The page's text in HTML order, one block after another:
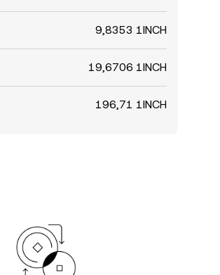
9,8353 1INCH
19,6706 1INCH
196,71 1INCH